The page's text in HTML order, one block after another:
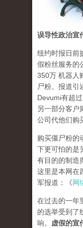
误导性政治宣
纽约时报日前
假粉丝服务的
350万 机器人
尸粉。报道引
Devumi有超
另一部分客户
公司代他们购
购买僵尸粉的
下更可怕的
有目的的制造
这里是本网在
军报道：《网
在过去的一年
的选举受到了
响。 虚假的宣